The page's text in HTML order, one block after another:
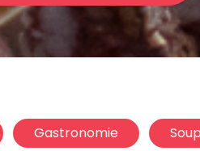
Gastronomie